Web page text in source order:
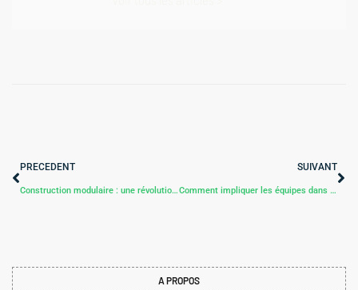
PRECEDENT
Construction modulaire : une révolution durable dans le secteur du bâtiment
SUIVANT
Comment impliquer les équipes dans la réduction des consommations ?
A PROPOS